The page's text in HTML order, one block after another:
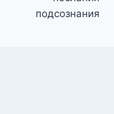
подсознания